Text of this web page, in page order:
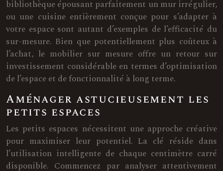
bibliothèque épousant parfaitement un mur irrégulier,
ou une cuisine entièrement conçue pour s’adapter à
votre espace sont autant d’exemples de l’efficacité du
sur-mesure. Bien que potentiellement plus coûteux à
l’achat, le mobilier sur mesure offre un retour sur
investissement considérable en termes d’optimisation
de l’espace et de fonctionnalité à long terme.
Aménager astucieusement les
petits espaces
Les petits espaces nécessitent une approche créative
pour maximiser leur potentiel. La clé réside dans
l’utilisation intelligente de chaque centimètre carré
disponible. Commencez par analyser attentivement